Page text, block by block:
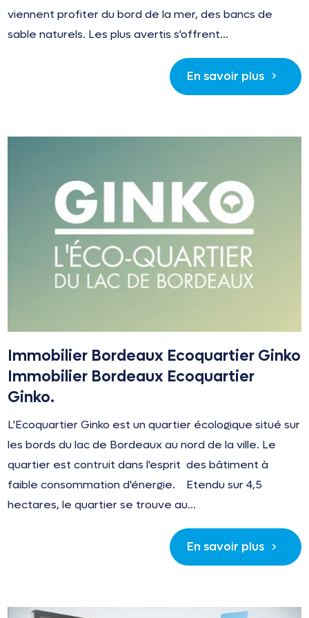
viennent profiter du bord de la mer, des bancs de
sable naturels. Les plus avertis s'offrent...
En savoir plus
Immobilier Bordeaux Ecoquartier Ginko
Immobilier Bordeaux Ecoquartier
Ginko.
L'Ecoquartier Ginko est un quartier écologique situé sur
les bords du lac de Bordeaux au nord de la ville. Le
quartier est contruit dans l'esprit des bâtiment à
faible consommation d'énergie. Etendu sur 4,5
hectares, le quartier se trouve au...
En savoir plus